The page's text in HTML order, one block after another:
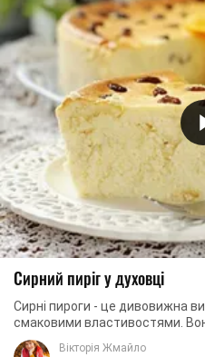
Сирний пиріг у духовці
Сирні пироги - це дивовижна
смаковими властивостями.
тісто, яке в поєднанні із ...
Вікторія Жмайло